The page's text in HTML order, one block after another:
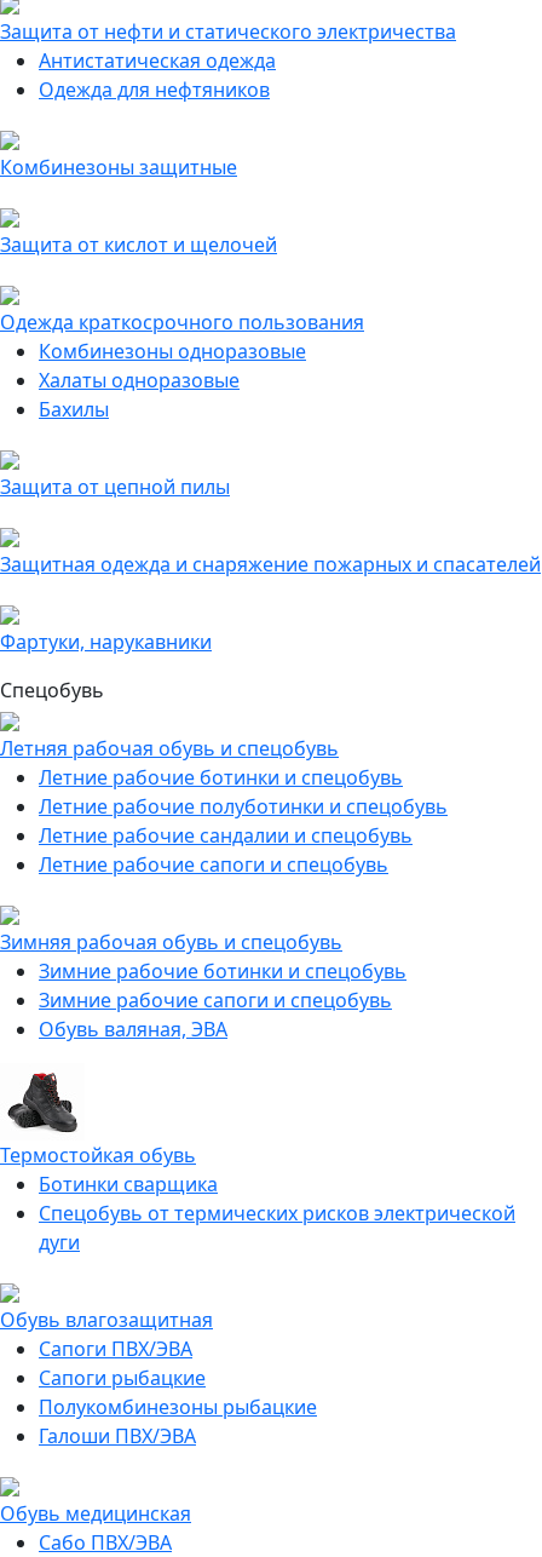
Защита от нефти и статического электричества
Антистатическая одежда
Одежда для нефтяников
Комбинезоны защитные
Защита от кислот и щелочей
Одежда краткосрочного пользования
Комбинезоны одноразовые
Халаты одноразовые
Бахилы
Защита от цепной пилы
Защитная одежда и снаряжение пожарных и спасателей
Фартуки, нарукавники
Спецобувь
Летняя рабочая обувь и спецобувь
Летние рабочие ботинки и спецобувь
Летние рабочие полуботинки и спецобувь
Летние рабочие сандалии и спецобувь
Летние рабочие сапоги и спецобувь
Зимняя рабочая обувь и спецобувь
Зимние рабочие ботинки и спецобувь
Зимние рабочие сапоги и спецобувь
Обувь валяная, ЭВА
Термостойкая обувь
Ботинки сварщика
Спецобувь от термических рисков электрической
дуги
Обувь влагозащитная
Сапоги ПВХ/ЭВА
Сапоги рыбацкие
Полукомбинезоны рыбацкие
Галоши ПВХ/ЭВА
Обувь медицинская
Сабо ПВХ/ЭВА